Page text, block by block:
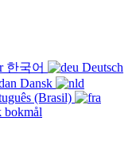
한국어
Deutsch
Dansk
(Brasil)
bokmål